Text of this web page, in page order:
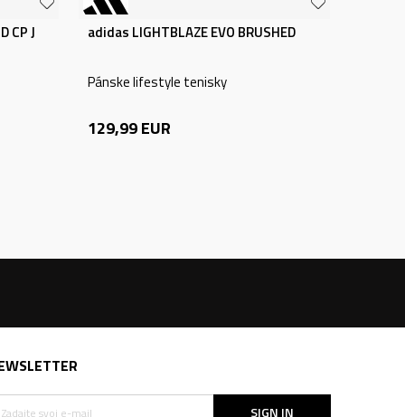
CP J adidas LIGHTBLAZE EVO BRUSHED
Pánske lifestyle tenisky
129,99EUR
SIGN IN